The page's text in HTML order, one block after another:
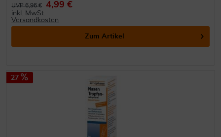
UVP 6,96 € 4,99 €
inkl. MwSt.
Versandkosten
Zum Artikel
27